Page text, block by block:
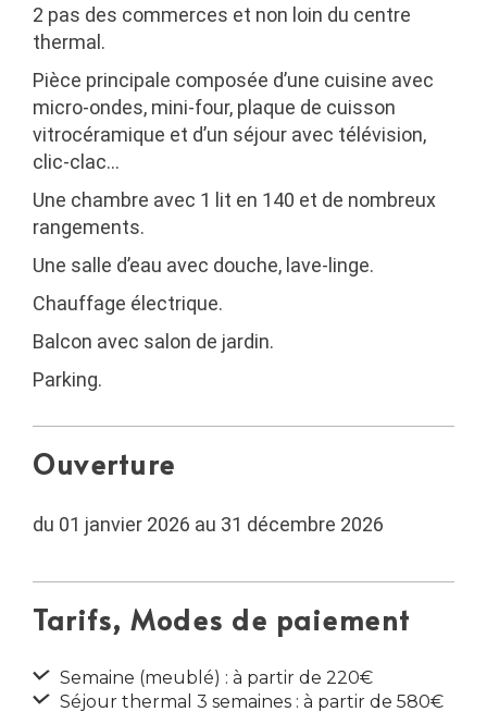
2 pas des commerces et non loin du centre
thermal.
Pièce principale composée d’une cuisine avec
micro-ondes, mini-four, plaque de cuisson
vitrocéramique et d’un séjour avec télévision,
clic-clac…
Une chambre avec 1 lit en 140 et de nombreux
rangements.
Une salle d’eau avec douche, lave-linge.
Chauffage électrique.
Balcon avec salon de jardin.
Parking.
Ouverture
du 01 janvier 2026 au 31 décembre 2026
Tarifs, Modes de paiement
Semaine (meublé) : à partir de 220€
Séjour thermal 3 semaines : à partir de 580€